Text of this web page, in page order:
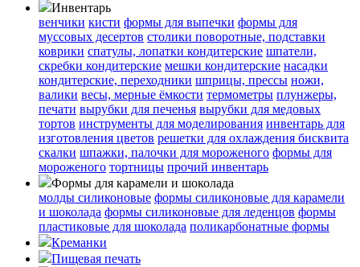
Инвентарь
венчики кисти формы для выпечки формы для
муссовых десертов столики поворотные, подставки
коврики cпатулы, лопатки кондитерские шпатели,
скребки кондитерские мешки кондитерские насадки
кондитерские, переходники шприцы, прессы ножи,
валики весы, мерные ёмкости термометры плунжеры,
печати вырубки для печенья вырубки для медовых
тортов инструменты для моделирования инвентарь для
изготовления цветов решетки для охлаждения бисквита
скалки шпажки, палочки для мороженого формы для
мороженого тортницы прочий инвентарь
Формы для карамели и шоколада
молды силиконовые формы силиконовые для карамели
и шоколада формы силиконовые для леденцов формы
пластиковые для шоколада поликарбонатные формы
Креманки
Пищевая печать